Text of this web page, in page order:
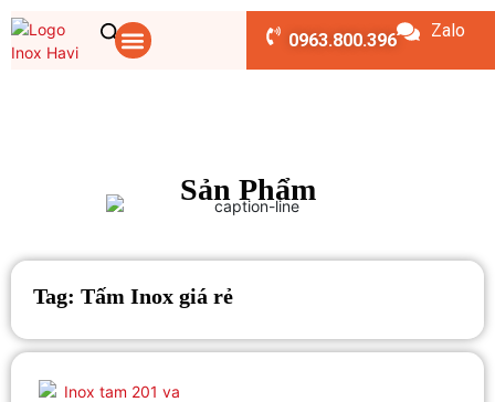
0963.800.396 Zalo
Sản Phẩm
Tag: Tấm Inox giá rẻ